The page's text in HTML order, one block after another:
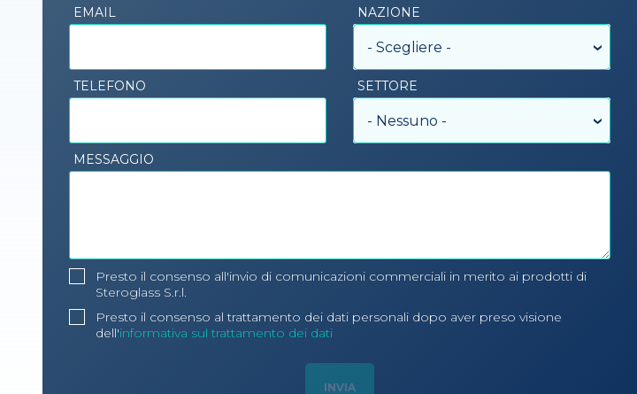
EMAIL NAZIONE
- Scegliere -
TELEFONO SETTORE
- Nessuno -
MESSAGGIO
Presto il consenso all'invio di comunicazioni commerciali in merito ai prodotti di
Steroglass S.r.l.
Presto il consenso al trattamento dei dati personali dopo aver preso visione
dell'informativa sul trattamento dei dati